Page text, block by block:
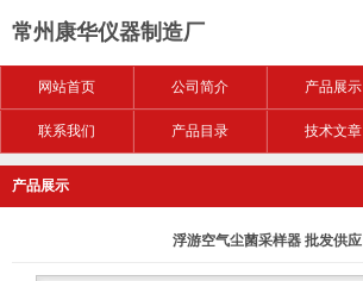
常州康华仪器制造厂
网站首页 公司简介 产品展示
联系我们 产品目录 技术文章
产品展示
浮游空气尘菌采样器 批发供应